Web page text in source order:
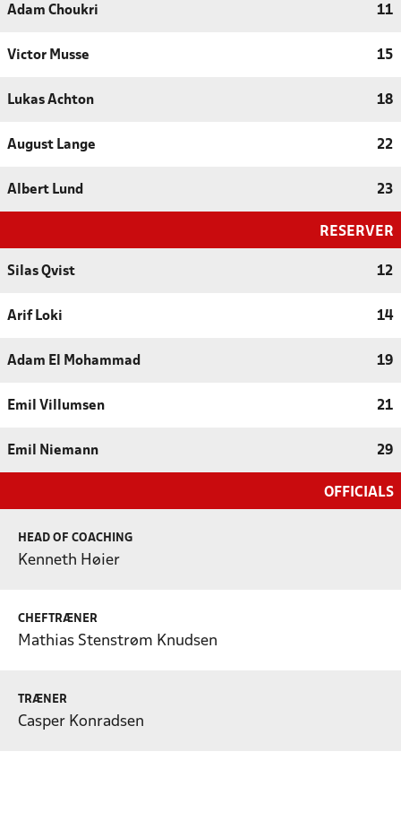
Adam Choukri 11
Victor Musse 15
Lukas Achton 18
August Lange 22
Albert Lund 23
RESERVER
Silas Qvist 12
Arif Loki 14
Adam El Mohammad 19
Emil Villumsen 21
Emil Niemann 29
OFFICIALS
HEAD OF COACHING
Kenneth Høier
CHEFTRÆNER
Mathias Stenstrøm Knudsen
TRÆNER
Casper Konradsen